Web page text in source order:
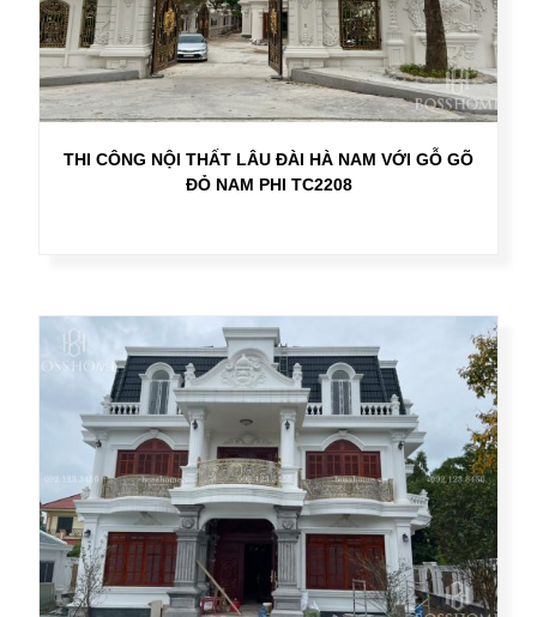
THI CÔNG NỘI THẤT LÂU ĐÀI HÀ NAM VỚI GỖ GÕ
ĐỎ NAM PHI TC2208